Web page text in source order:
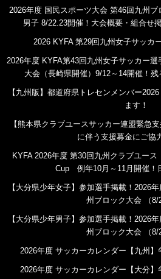
2026年度 国民スポーツ大会 第46回九州
男子 8/22.23開催！大会概要・組合せ
2026 KYFA 第29回九州女子サッカ
2026年度 KYFA第43回九州女子サッカー
大会（長崎県開催）9/12～14開催！残
【九州版】都道府県トレセンメンバー
ます！
【熊本県クラブユースサッカー連盟緊急
に伴う支援募金にご協
KYFA 2026年度 第30回九州クラブユー
Cup 例年10月～11月開催！
【大分県少年女子】参加選手掲載！2026
州ブロック大会 （8/
【大分県少年男子】参加選手掲載！2026
州ブロック大会 （8/
2026年度 サッカーカレンダー【九州
2026年度 サッカーカレンダー【大分